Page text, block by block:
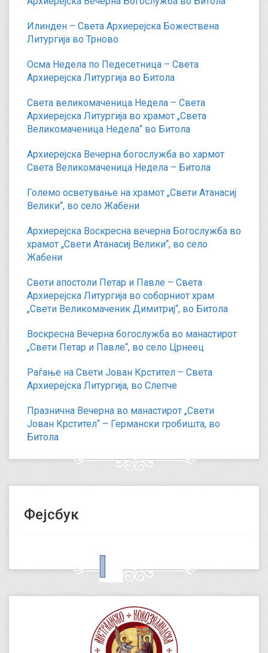
Илинден – Света Архиерејска Божествена
Литургија во Трново
Осма Недела по Педесетница – Света
Архиерејска Литургија во Битола
Света великомаченица Недела – Света
Архиерејска Литургија во храмот „Света
Великомаченица Недела“ во Битола
Архиерејска Вечерна богослужба во хармот
Света Великомаченица Недела – Битола
Големо осветување на храмот „Свети Атанасиј
Велики“, во село Жабени
Архиерејска Воскресна вечерна Богослужба во
храмот „Свети Атанасиј Велики“, во село
Жабени
Свети апостоли Петар и Павле – Света
Архиерејска Литургија во соборниот храм
„Свети Великомаченик Димитриј“, во Битола
Воскресна Вечерна богослужба во манастирот
„Свети Петар и Павле“, во село Црнеец
Раѓање на Свети Јован Крстител – Света
Архиерејска Литургија, во Слепче
Празнична Вечерна во манастирот „Свети
Јован Крстител“ – Германски гробишта, во
Битола
Фејсбук